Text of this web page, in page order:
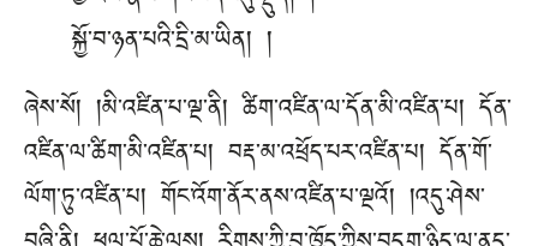
སྐྱོ་བ་ཉན་པའི་དྲི་མ་ཡིན། །
ཞེས་སོ། །མི་འཛིན་པ་ལྔ་ནི། ཚིག་འཛིན་ལ་དོན་མི་འཛིན་པ། དོན་
འཛིན་ལ་ཚིག་མི་འཛིན་པ། བརྡ་མ་འཕྲོད་པར་འཛིན་པ། དོན་གོ་
ལོག་ཏུ་འཛིན་པ། གོང་འོག་ནོར་ནས་འཛིན་པ་ལྔའོ། །འདུ་ཤེས་